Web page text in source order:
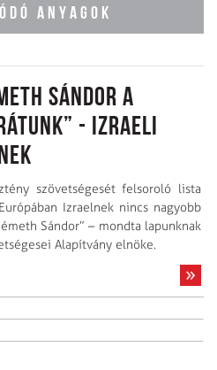
ANYAGOK
Sándor a
- izraeli
szövetségesét felsoroló lista
Izraelnek nincs nagyobb
Sándor” – mondta lapunknak
Alapítvány elnöke.